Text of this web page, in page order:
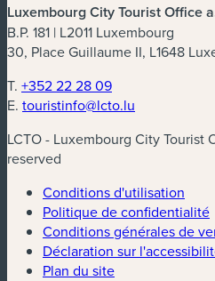
Luxembourg City Tourist Office
B.P. 181 | L2011 Luxembourg
30, Place Guillaume II, L1648
T. +352 22 28 09
E. touristinfo@lcto.lu
LCTO - Luxembourg City
reserved
Conditions d'utilisation
Politique de confidentialité
Conditions générales de
Déclaration sur
Plan du site